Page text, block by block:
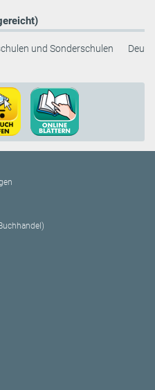
und Sonderschulen